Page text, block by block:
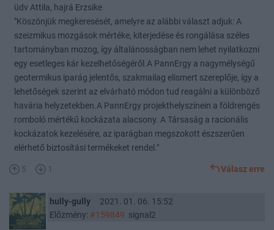
üdv Attila, hajrá Erzsike
"Köszönjük megkeresését, amelyre az alábbi választ adjuk: A
szeizmikus mozgások mértéke, kiterjedése és rongálása széles
tartományban mozog, így általánosságban nem lehet nyilatkozni
egy esetleges kár kezelhetőségéről.A PannErgy a nagymélységű
geotermikus iparág jelentős, szakmailag elismert szereplője, így a
lehetőségek szerint az elvárható módon tud reagálni a különböző
havária helyzetekben.A PannErgy projekthelyszínein a földrengés
romboló mértékű kockázata alacsony. A Társaság a racionális
kockázatok kezelésére, az iparágban megszokott észszerűen
elérhető biztosítási termékeket rendel."
5 1 Válasz erre
hully-gully
2021. 01. 06. 15:52
Előzmény: #159849 signal2